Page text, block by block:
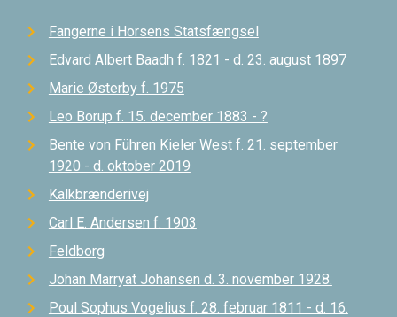
Fangerne i Horsens Statsfængsel
Edvard Albert Baadh f. 1821 - d. 23. august 1897
Marie Østerby f. 1975
Leo Borup f. 15. december 1883 - ?
Bente von Führen Kieler West f. 21. september
1920 - d. oktober 2019
Kalkbrænderivej
Carl E. Andersen f. 1903
Feldborg
Johan Marryat Johansen d. 3. november 1928.
Poul Sophus Vogelius f. 28. februar 1811 - d. 16.